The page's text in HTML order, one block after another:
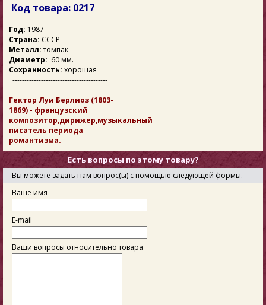
Код товара: 0217
Год: 1987
Страна: СССР
Металл:томпак
Диаметр: 60 мм.
Сохранность: хорошая
----------------------------------------
Гектор Луи Берлиоз (1803-
1869) - французский
композитор,дирижер,музыкальный
писатель периода
романтизма.
Есть вопросы по этому товару?
Вы можете задать нам вопрос(ы) с помощью следующей формы.
Ваше имя
E-mail
Ваши вопросы относительно товара